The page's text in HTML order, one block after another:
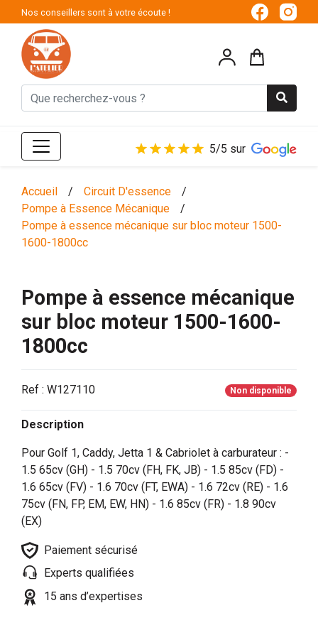
Nos conseillers sont à votre écoute !
5/5 sur
Accueil / Circuit D'essence
/
Pompe à Essence Mécanique
/
Pompe à essence mécanique sur bloc moteur 1500-
1600-1800cc
Pompe à essence mécanique
sur bloc moteur 1500-1600-
1800cc
Ref : W127110 Non disponible
Description
Pour Golf 1, Caddy, Jetta 1 & Cabriolet à carburateur : -
1.5 65cv (GH) - 1.5 70cv (FH, FK, JB) - 1.5 85cv (FD) -
1.6 65cv (FV) - 1.6 70cv (FT, EWA) - 1.6 72cv (RE) - 1.6
75cv (FN, FP, EM, EW, HN) - 1.6 85cv (FR) - 1.8 90cv
(EX)
Paiement sécurisé
Experts qualifiées
15 ans d’expertises